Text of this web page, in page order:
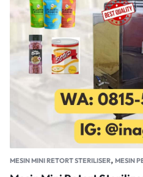
MESIN MINI RETORT STERILISER, MESIN